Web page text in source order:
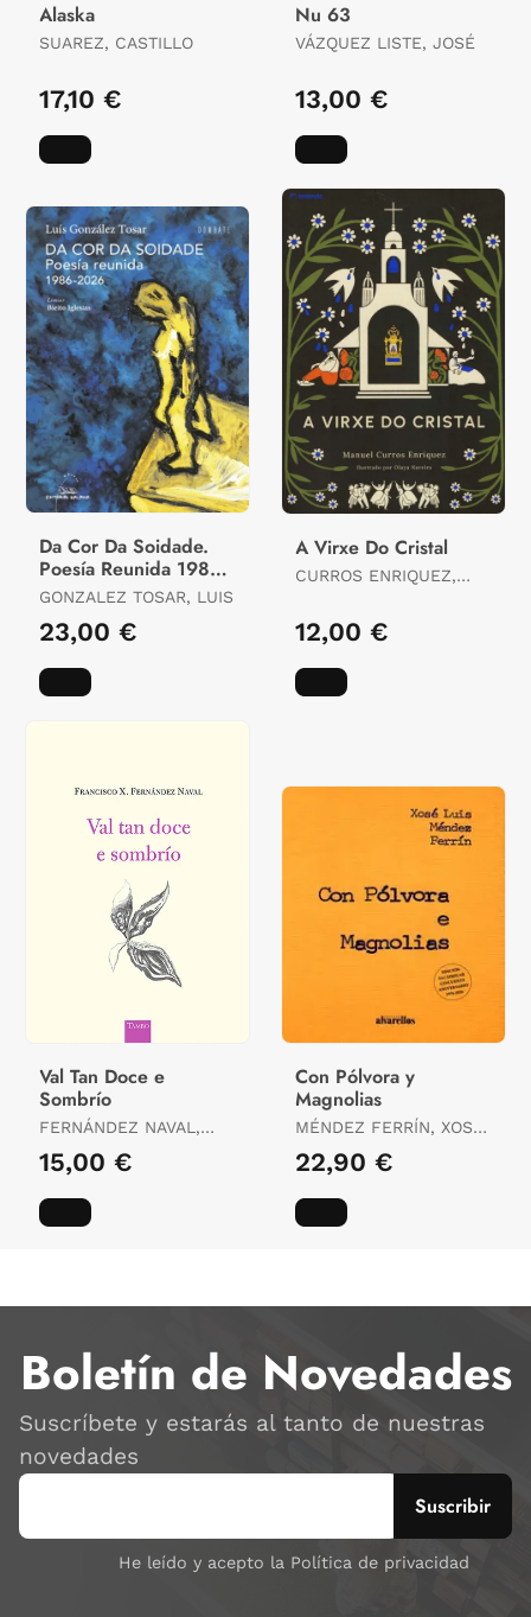
Alaska
SUAREZ, CASTILLO
17,10 €
Nu 63
VÁZQUEZ LISTE, JOSÉ
13,00 €
Da Cor Da Soidade.
Poesía Reunida 1986-
2026
GONZALEZ TOSAR, LUIS
23,00 €
A Virxe Do Cristal
CURROS ENRIQUEZ,
12,00 €
Val Tan Doce e
Sombrío
FERNÁNDEZ NAVAL,
FRANCISCO X.
15,00 €
Con Pólvora y
Magnolias
MÉNDEZ FERRÍN, XOSÉ
LUÍS / MENDEZ FERRIN,
XOSE LUIS
22,90 €
Boletín de Novedades
Suscríbete y estarás al tanto de nuestras
novedades
He leído y acepto la Política de privacidad